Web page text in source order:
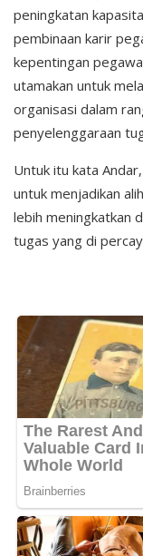
peningkatan
pembinaan karir
kepentingan
utamakan untuk
organisasi dalam
penyelenggaraan
Untuk itu kata
untuk menjadikan
lebih meningkatkan
tugas yang di